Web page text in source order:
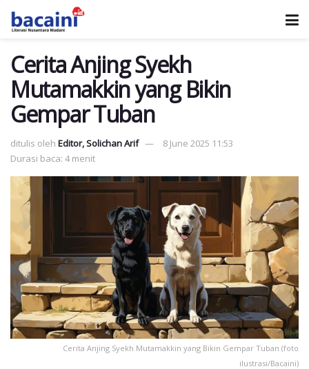
Cerita Anjing Syekh
Mutamakkin yang Bikin
Gempar Tuban
ditulis oleh Editor, Solichan Arif
8 June 2025 11:53
Durasi baca: 4 menit
Cerita Anjing Syekh Mutamakkin yang Bikin Gempar Tuban (foto
ilustrasi/Bacaini)